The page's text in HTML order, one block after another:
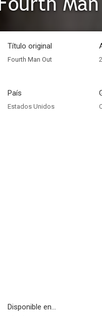
Título original
Fourth Man Out
País
Estados Unidos
Disponible en...